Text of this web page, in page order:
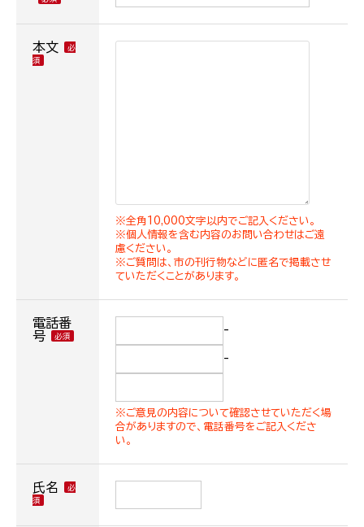
本文
※全角10,000文字以内でご記入ください。
※個人情報を含む内容のお問い合わせはご遠
慮ください。
※ご質問は、市の刊行物などに匿名で掲載させ
ていただくことがあります。
電話番
号
-
-
※ご意見の内容について確認させていただく場
合がありますので、電話番号をご記入くださ
い。
氏名